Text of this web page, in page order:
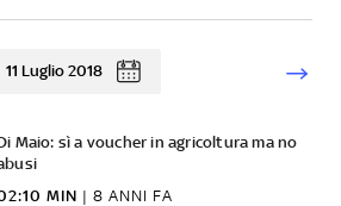
11 Luglio 2018
Maio: sì a voucher in agricoltura ma no
MIN | 8 ANNI FA